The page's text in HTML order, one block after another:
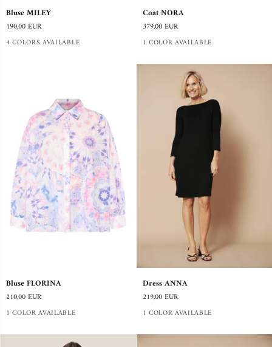
Bluse
MILEY
Bluse MILEY
190,00 EUR
4 COLORS AVAILABLE
Coat
NORA
Coat NORA
379,00 EUR
1 COLOR AVAILABLE
Bluse
FLORINA
Bluse FLORINA
210,00 EUR
1 COLOR AVAILABLE
Dress
ANNA
Dress ANNA
219,00 EUR
1 COLOR AVAILABLE